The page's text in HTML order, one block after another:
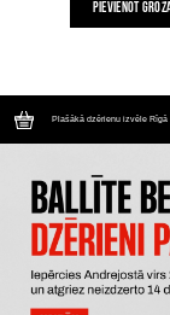
PIEVIENOT
Plašākā dzērienu izvēle Rīgā